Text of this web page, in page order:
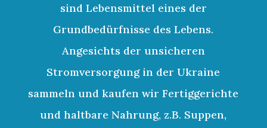
sind Lebensmittel eines der
Grundbedürfnisse des Lebens.
Angesichts der unsicheren
Stromversorgung in der Ukraine
sammeln und kaufen wir Fertiggerichte
und haltbare Nahrung, z.B. Suppen,